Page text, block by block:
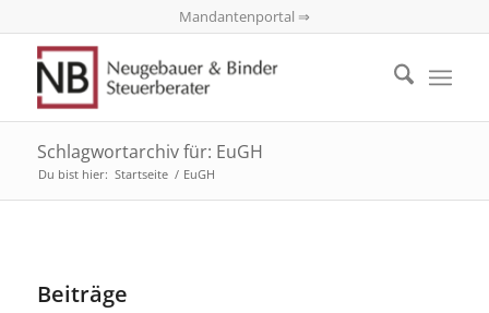
Mandantenportal ⇒
Schlagwortarchiv für: EuGH
Du bist hier: Startseite / EuGH
Beiträge